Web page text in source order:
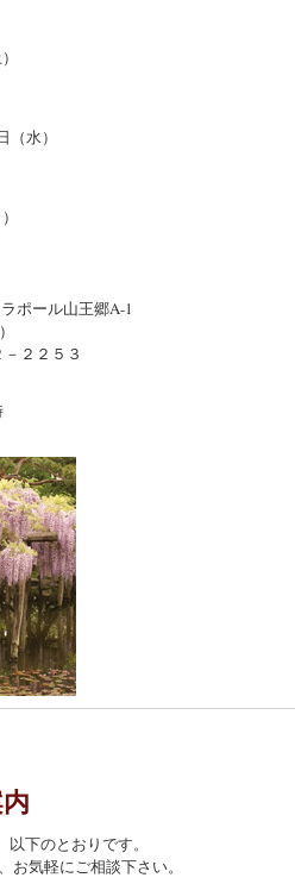
水）
ポール山王郷A-1
２５３
下のとおりです。
気軽にご相談下さい。